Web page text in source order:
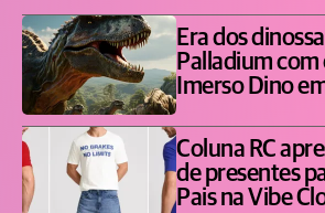
Era dos
Palladium
Imerso Dino
Coluna RC
de presentes
Pais na Vibe